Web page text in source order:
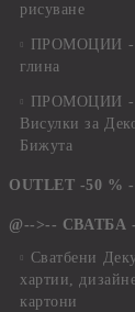
рисуване
ПРОМОЦИИ -
глина
ПРОМОЦИИ -
Висулки за
Бижута
OUTLET -50 %
@-->-- СВАТБА
Сватбени
хартии,
картони